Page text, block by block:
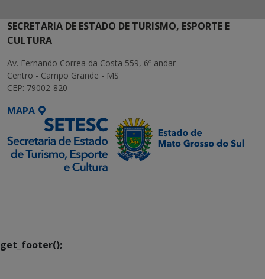
SECRETARIA DE ESTADO DE TURISMO, ESPORTE E
CULTURA
Av. Fernando Correa da Costa 559, 6º andar
Centro - Campo Grande - MS
CEP: 79002-820
MAPA
get_footer();